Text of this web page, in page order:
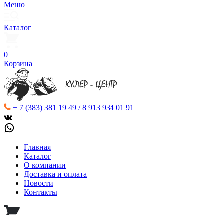
Меню
Каталог
0
Корзина
+ 7 (383) 381 19 49 / 8 913 934 01 91
Главная
Каталог
О компании
Доставка и оплата
Новости
Контакты